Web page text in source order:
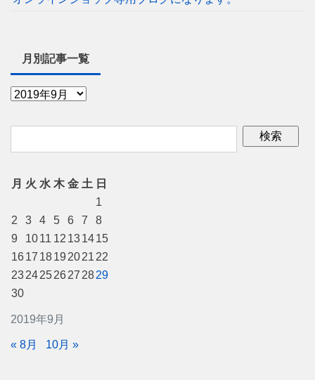
月別記事一覧
2019年9月
月 火 水 木 金 土 日
1
2
3 4 5 6 7
8
9
1011 12 131415
1617 1819 2021 22
2324252627 2829
30
« 8月 10月 »